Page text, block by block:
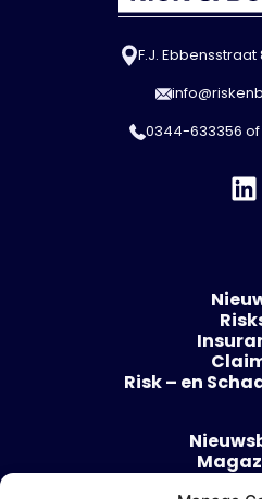
F.J. Ebbensstraat
0344-633356 of
Risk – en